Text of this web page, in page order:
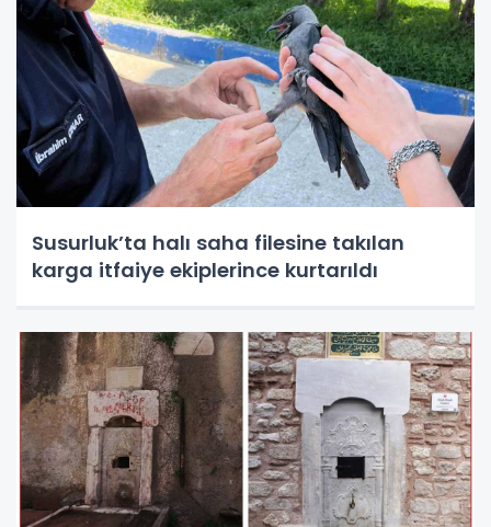
Susurluk’ta halı saha filesine takılan
karga itfaiye ekiplerince kurtarıldı